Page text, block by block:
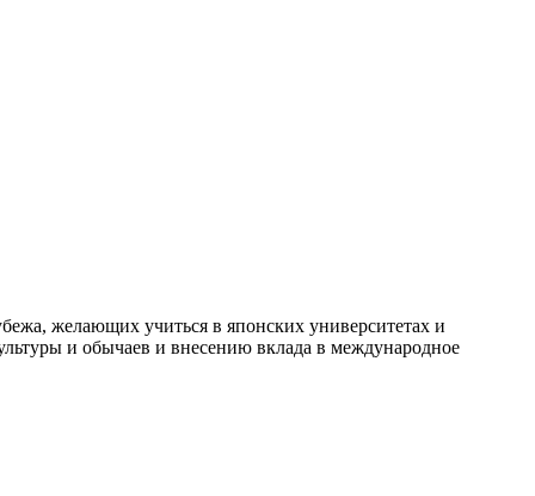
желающих учиться в японских университетах и
и обычаев и внесению вклада в международное